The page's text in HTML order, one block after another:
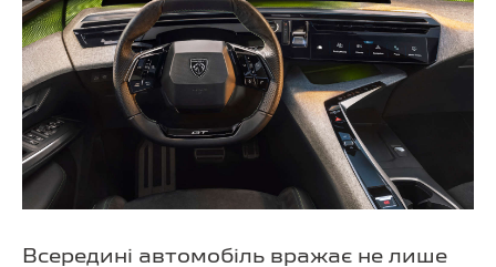
Всередині автомобіль вражає не лише